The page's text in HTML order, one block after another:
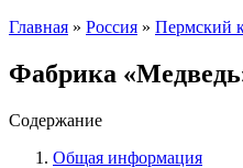
Главная » Россия » Пермский
Фабрика
Содержание
Общая информация